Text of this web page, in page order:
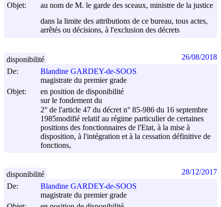
Objet:
au nom de M. le garde des sceaux, ministre de la justice
dans la limite des attributions de ce bureau, tous actes,
arrêtés ou décisions, à l'exclusion des décrets
De:
Blandine GARDEY-de-SOOS
magistrate du premier grade
Objet:
en position de disponibilité
sur le fondement du
2° de l'article 47 du décret n° 85-986 du 16 septembre
1985modifié relatif au régime particulier de certaines
positions des fonctionnaires de l'Etat, à la mise à
disposition, à l'intégration et à la cessation définitive de
fonctions,
disponibilité 26/08/2018
De:
Blandine GARDEY-de-SOOS
magistrate du premier grade
disponibilité 28/12/2017